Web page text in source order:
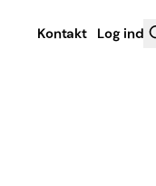
Kontakt Log ind